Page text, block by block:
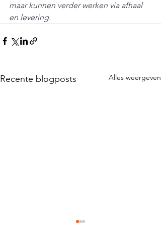
maar kunnen verder werken via afhaal
en levering.
Recente blogposts Alles weergeven